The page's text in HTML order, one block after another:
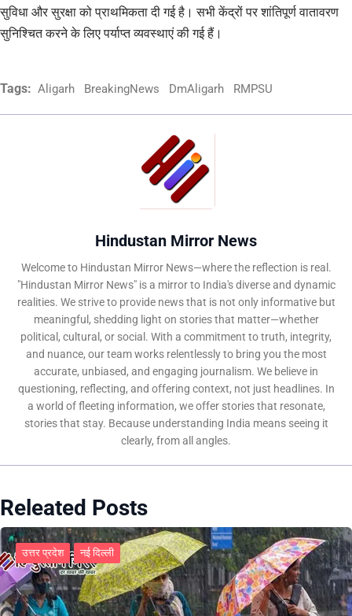
सुविधा और सुरक्षा को प्राथमिकता दी गई है। सभी केंद्रों पर शांतिपूर्ण वातावरण
सुनिश्चित करने के लिए पर्याप्त व्यवस्थाएं की गई हैं।
Tags: Aligarh BreakingNews DmAligarh RMPSU
Hindustan Mirror News
Welcome to Hindustan Mirror News—where the reflection is real.
"Hindustan Mirror News" is a mirror to India's diverse and dynamic
realities. We strive to provide news that is not only informative but
meaningful, shedding light on stories that matter—whether
political, cultural, or social. With a commitment to truth, integrity,
and nuance, our team works relentlessly to bring you the most
accurate, unbiased, and engaging journalism. We believe in
questioning, reflecting, and offering context, not just headlines. In
a world of fleeting information, we offer stories that resonate,
stories that stay. Because understanding India means seeing it
clearly, from all angles.
Releated Posts
उत्तर प्रदेश नई दिल्ली